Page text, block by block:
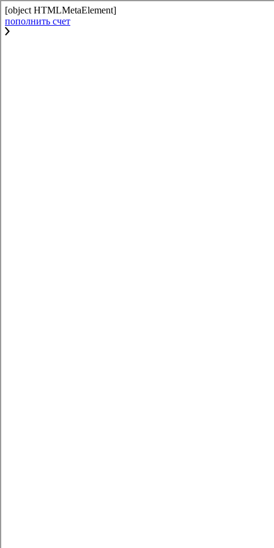
[object HTMLMetaElement]
пополнить счет